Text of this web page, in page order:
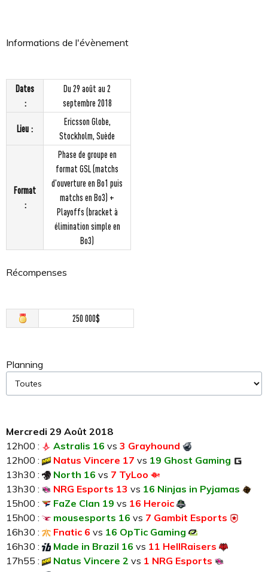
Informations de l'évènement
Dates
:
Du 29 août au 2
septembre 2018
Lieu :
Ericsson Globe,
Stockholm, Suède
Format
:
Phase de groupe en
format GSL (matchs
d'ouverture en Bo1 puis
matchs en Bo3) +
Playoffs (bracket à
élimination simple en
Bo3)
Récompenses
250 000$
Planning
Mercredi 29 Août 2018
12h00 :
Astralis 16 vs 3 Grayhound
12h00 :
Natus Vincere 17 vs 19 Ghost Gaming
13h30 :
North 16 vs 7 TyLoo
13h30 :
NRG Esports 13 vs 16 Ninjas in Pyjamas
15h00 :
FaZe Clan 19 vs 16 Heroic
15h00 :
mousesports 16 vs 7 Gambit Esports
16h30 :
Fnatic 6 vs 16 OpTic Gaming
16h30 :
Made in Brazil 16 vs 11 HellRaisers
17h55 :
Natus Vincere 2 vs 1 NRG Esports